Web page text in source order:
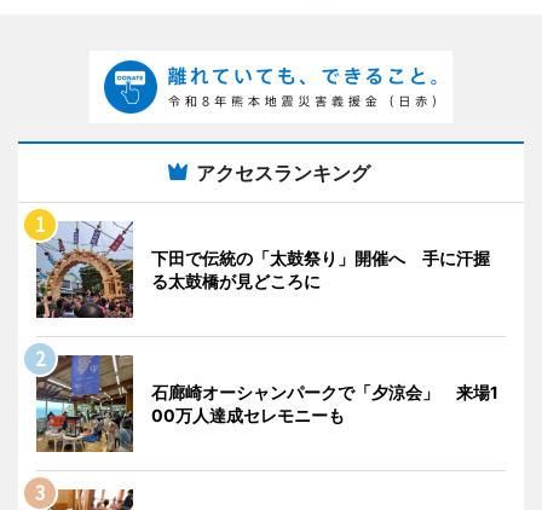
アクセスランキング
下田で伝統の「太鼓祭り」開催へ 手に汗握
る太鼓橋が見どころに
石廊崎オーシャンパークで「夕涼会」 来場1
00万人達成セレモニーも